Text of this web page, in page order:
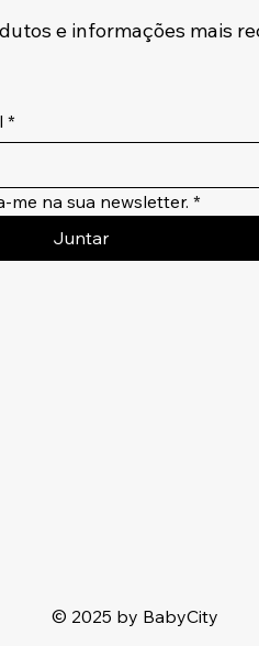
e informações mais
*
me na sua newsletter. *
Juntar
© 2025 by BabyCity